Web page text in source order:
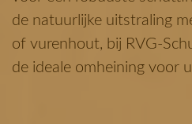
de natuurlijke uitstraling
of vurenhout, bij RVG-
de ideale omheining voor